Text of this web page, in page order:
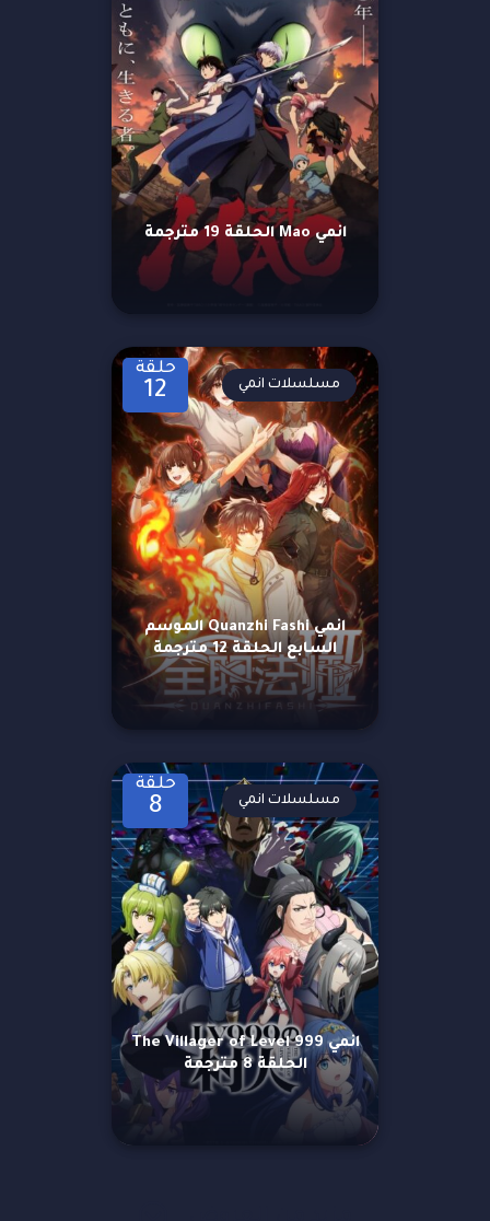
انمي Mao الحلقة 19 مترجمة
حلقة
12
انمي Quanzhi Fashi الموسم
السابع الحلقة 12 مترجمة
مسلسلات انمي
حلقة
8
انمي The Villager of Level 999
الحلقة 8 مترجمة
مسلسلات انمي